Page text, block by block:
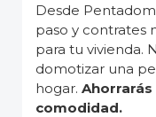
Desde
paso y contrates
para tu vivienda.
domotizar una
hogar.
comodidad.